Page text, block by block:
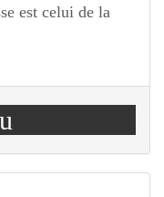
est celui de la